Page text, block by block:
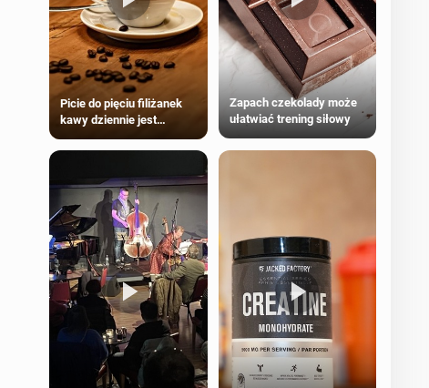
Picie do pięciu filiżanek
kawy dziennie jest
większości dorosłych
Zapach czekolady może
ułatwiać trening siłowy